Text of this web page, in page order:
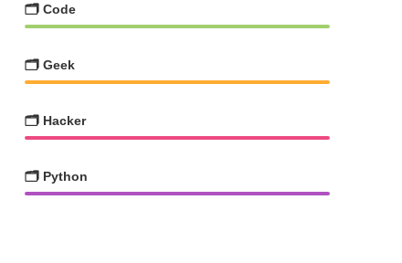
🗂️ Code
🗂️ Geek
🗂️ Hacker
🗂️ Python